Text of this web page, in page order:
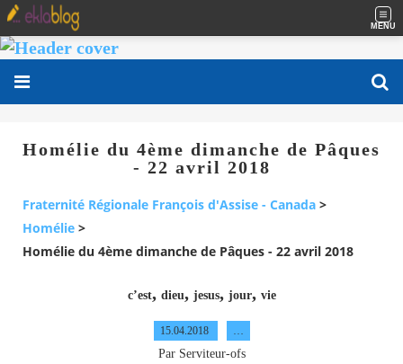
MENU
Homélie du 4ème dimanche de Pâques
- 22 avril 2018
Fraternité Régionale François d'Assise - Canada >
Homélie >
Homélie du 4ème dimanche de Pâques - 22 avril 2018
c’est, dieu, jesus, jour, vie
15.04.2018
Par Serviteur-ofs